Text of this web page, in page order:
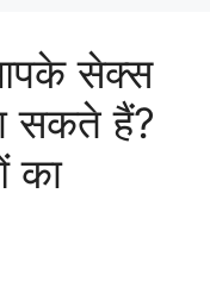
सेक्स
सकते हैं?
का